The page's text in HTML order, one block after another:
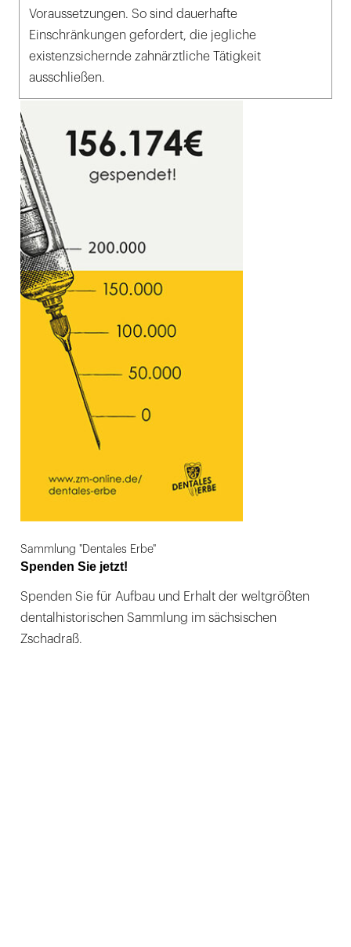
Voraussetzungen. So sind dauerhafte
Einschränkungen gefordert, die jegliche
existenzsichernde zahnärztliche Tätigkeit
ausschließen.
Sammlung "Dentales Erbe"
Spenden Sie jetzt!
Spenden Sie für Aufbau und Erhalt der weltgrößten
dentalhistorischen Sammlung im sächsischen
Zschadraß.